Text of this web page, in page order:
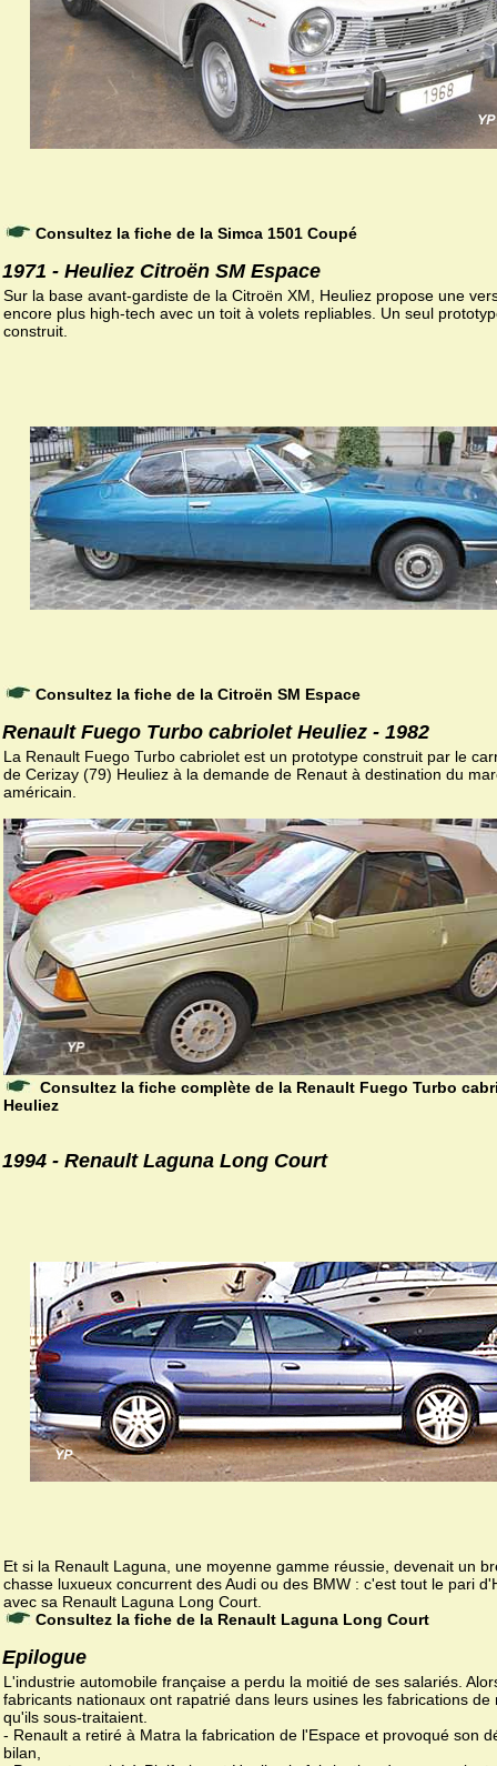
Consultez la fiche de la Simca 1501 Coupé
1971 - Heuliez Citroën SM Espace
Sur la base avant-gardiste de la Citroën XM, Heuliez propose une
encore plus high-tech avec un toit à volets repliables. Un seul
construit.
Consultez la fiche de la Citroën SM Espace
Renault Fuego Turbo cabriolet Heuliez - 1982
La Renault Fuego Turbo cabriolet est un prototype construit par le
de Cerizay (79) Heuliez à la demande de Renaut à destination du
américain.
Consultez la fiche complète de la Renault Fuego Turbo
Heuliez
1994 - Renault Laguna Long Court
Et si la Renault Laguna, une moyenne gamme réussie, devenait un
chasse luxueux concurrent des Audi ou des BMW : c'est tout le pari
avec sa Renault Laguna Long Court.
Consultez la fiche de la Renault Laguna Long Court
Epilogue
L'industrie automobile française a perdu la moitié de ses salariés.
fabricants nationaux ont rapatrié dans leurs usines les fabrications de
qu'ils sous-traitaient.
- Renault a retiré à Matra la fabrication de l'Espace et provoqué son
bilan,